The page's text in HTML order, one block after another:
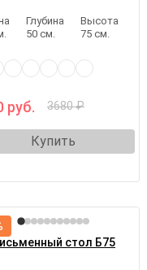
Глубина
50 см.
Высота
75 см.
руб. 3680 ₽
Купить
стол Б75